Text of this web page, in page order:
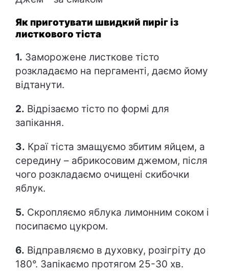
Як приготувати швидкий пиріг із
листкового тіста
1. Заморожене листкове тісто
розкладаємо на пергаменті, даємо йому
відтанути.
2. Відрізаємо тісто по формі для
запікання.
3. Краї тіста змащуємо збитим яйцем, а
середину – абрикосовим джемом, після
чого розкладаємо очищені скибочки
яблук.
5. Скропляємо яблука лимонним соком і
посипаємо цукром.
6. Відправляємо в духовку, розігріту до
180°. Запікаємо протягом 25-30 хв.